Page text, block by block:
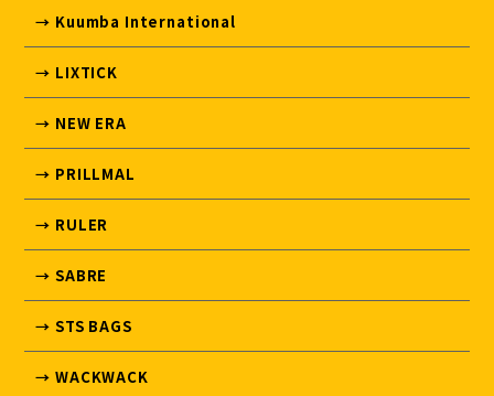
→ Kuumba International
→ LIXTICK
→ NEW ERA
→ PRILLMAL
→ RULER
→ SABRE
→ STS BAGS
→ WACKWACK